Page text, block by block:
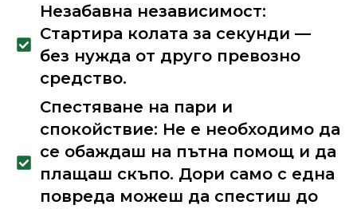
Незабавна независимост:
Стартира колата за секунди —
без нужда от друго превозно
средство.
Спестяване на пари и
спокойствие: Не е необходимо да
се обаждаш на пътна помощ и да
плащаш скъпо. Дори само с една
повреда можеш да спестиш до